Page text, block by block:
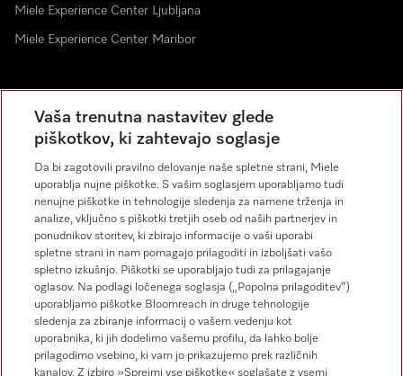
Miele Experience Center Ljubljana
Miele Experience Center Maribor
Novice
Miele na Instagramu
Miele na Facebooku
Vaša trenutna nastavitev glede
piškotkov, ki zahtevajo soglasje
Da bi zagotovili pravilno delovanje naše spletne strani, Miele
uporablja nujne piškotke. S vašim soglasjem uporabljamo tudi
nenujne piškotke in tehnologije sledenja za namene trženja in
analize, vključno s piškotki tretjih oseb od naših partnerjev in
ponudnikov storitev, ki zbirajo informacije o vaši uporabi
spletne strani in nam pomagajo prilagoditi in izboljšati vašo
spletno izkušnjo. Piškotki se uporabljajo tudi za prilagajanje
oglasov. Na podlagi ločenega soglasja („Popolna prilagoditev“)
uporabljamo piškotke Bloomreach in druge tehnologije
sledenja za zbiranje informacij o vašem vedenju kot
uporabnika, ki jih dodelimo vašemu profilu, da lahko bolje
prilagodimo vsebino, ki vam jo prikazujemo prek različnih
kanalov. Z izbiro »Sprejmi vse piškotke« soglašate z vsemi